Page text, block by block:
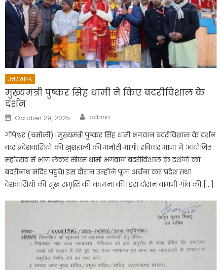
उत्तराखण्ड
मुख्यमंत्री पुष्कर सिंह धामी ने किए बदरीविशाल के
दर्शन
Posted
on
October 29, 2025 Author
admin
गोपेश्वर (चमोली)। मुख्यमंत्री पुष्कर सिंह धामी भगवान बदरीविशाल के दर्शन
कर प्रदेशवासियों की खुशहाली की मनौती मांगी। रविवार माणा में आयोजित
महोत्सव में भाग लेकर सीएम धामी भगवान बदरीविशाल के दर्शनों को
बदरीनाथ मंदिर पहुंचे। इस दौरान उन्होंने पूजा अर्चना कर प्रदेश तथा
देशवासियों की सुख समृद्धि की कामना की। इस दौरान बामणी गाँव की […]